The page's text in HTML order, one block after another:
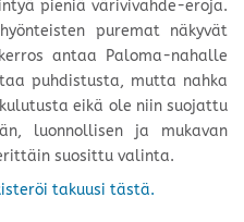
pieniä värivivahde-eroja.
puremat näkyvät
antaa Paloma-nahalle
puhdistusta, mutta nahka
eikä ole niin suojattu
luonnollisen ja mukavan
suosittu valinta.
takuusi tästä.